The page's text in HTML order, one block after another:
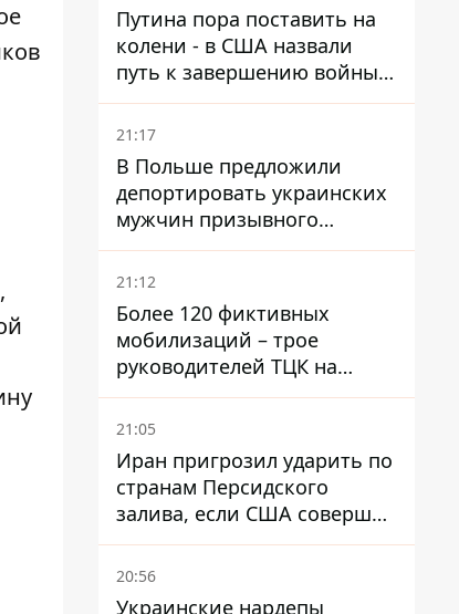
Путина пора поставить на
колени - в США назвали
путь к завершению войны -
National Security Journal
21:17
В Польше предложили
депортировать украинских
мужчин призывного
возраста - кого это может
затронуть
21:12
Более 120 фиктивных
мобилизаций – трое
руководителей ТЦК на
Волыни и Буковине
получили подозрения за
21:05
Иран пригрозил ударить по
странам Персидского
залива, если США совершат
хотя бы одну атаку - Reuters
20:56
Украинские нардепы